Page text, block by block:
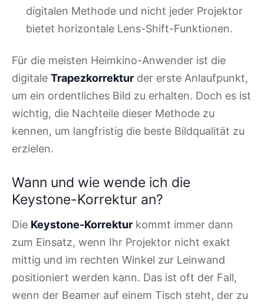
digitalen Methode und nicht jeder Projektor
bietet horizontale Lens-Shift-Funktionen.
Für die meisten Heimkino-Anwender ist die
digitale Trapezkorrektur der erste Anlaufpunkt,
um ein ordentliches Bild zu erhalten. Doch es ist
wichtig, die Nachteile dieser Methode zu
kennen, um langfristig die beste Bildqualität zu
erzielen.
Wann und wie wende ich die
Keystone-Korrektur an?
Die Keystone-Korrektur kommt immer dann
zum Einsatz, wenn Ihr Projektor nicht exakt
mittig und im rechten Winkel zur Leinwand
positioniert werden kann. Das ist oft der Fall,
wenn der Beamer auf einem Tisch steht, der zu